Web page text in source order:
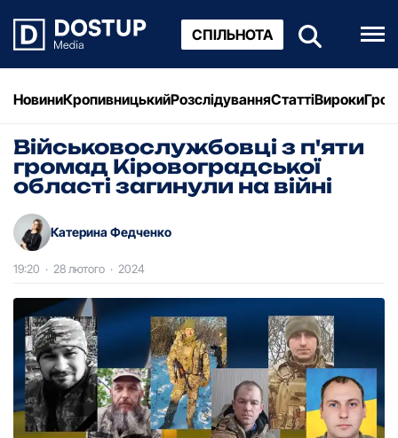
СПІЛЬНОТА
НовиниКропивницькийРозслідуванняСтаттіВироки
Військовослужбовці з п'яти
громад Кіровоградської
області загинули на війні
Катерина Федченко
19:20 · 28 лютого · 2024